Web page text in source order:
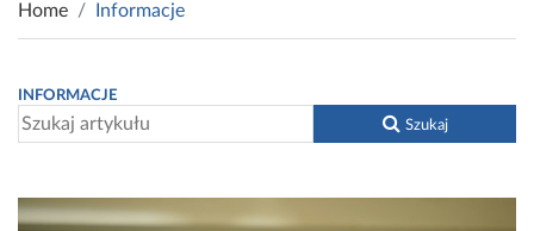
Home Informacje
INFORMACJE
Szukaj